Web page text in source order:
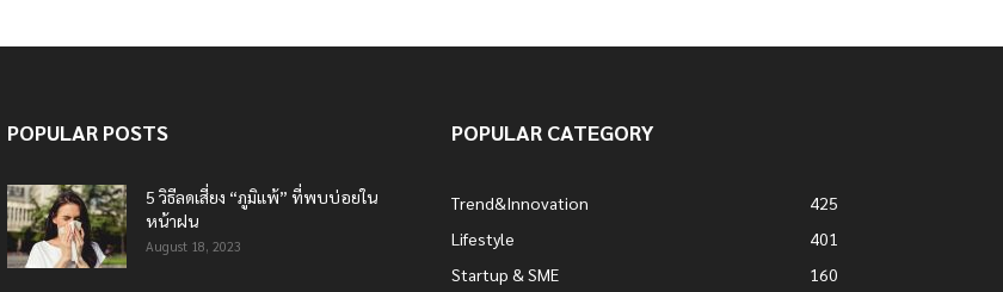
POPULAR POSTS
5 วิธีลดเสี่ยง “ภูมิแพ้” ที่พบบ่อยใน
หน้าฝน
August 18, 2023
POPULAR CATEGORY
Trend&Innovation
425
Lifestyle
401
Startup & SME
160